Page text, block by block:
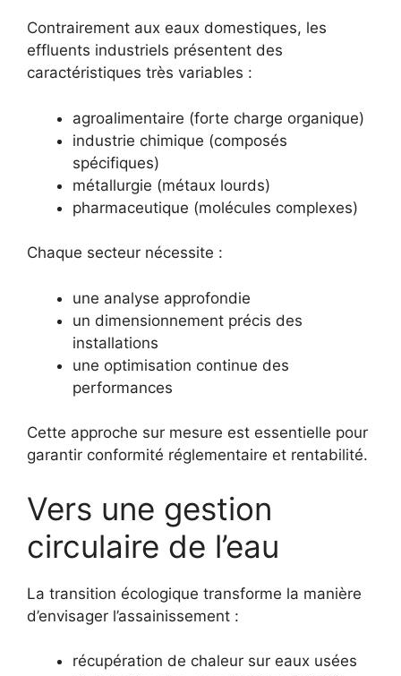
Contrairement aux eaux domestiques, les
effluents industriels présentent des
caractéristiques très variables :
agroalimentaire (forte charge organique)
industrie chimique (composés
spécifiques)
métallurgie (métaux lourds)
pharmaceutique (molécules complexes)
Chaque secteur nécessite :
une analyse approfondie
un dimensionnement précis des
installations
une optimisation continue des
performances
Cette approche sur mesure est essentielle pour
garantir conformité réglementaire et rentabilité.
Vers une gestion
circulaire de l’eau
La transition écologique transforme la manière
d’envisager l’assainissement :
récupération de chaleur sur eaux usées